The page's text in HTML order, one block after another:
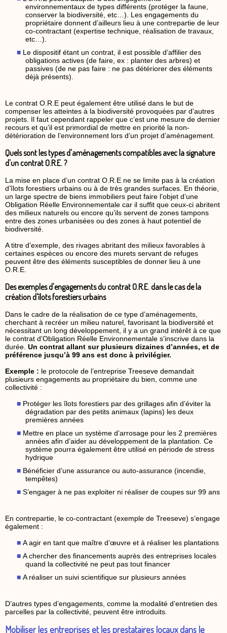
environnementaux de types différents (protéger la faune,
conserver la biodiversité, etc…). Les engagements du
propriétaire donnent d’ailleurs lieu à une contrepartie de leur
co-contractant (expertise technique, réalisation de travaux,
etc…).
Le dispositif étant un contrat, il est possible d’affilier des
obligations actives (de faire, ex : planter des arbres) et
passives (de ne pas faire : ne pas détériorer des éléments
déjà présents).
Le contrat O.R.E peut également être utilisé dans le but de
compenser les atteintes à la biodiversité provoquées par d’autres
projets. Il faut cependant rappeler que c’est une mesure de dernier
recours et qu’il est primordial de mettre en priorité la non-
détérioration de l’environnement lors d’un projet d’aménagement.
Quels sont les types d'aménagements compatibles avec la signature
d'un contrat O.R.E. ?
La mise en place d’un contrat O.R.E ne se limite pas à la création
d’îlots forestiers urbains ou à de très grandes surfaces. En théorie,
un large spectre de biens immobiliers peut faire l’objet d’une
Obligation Réelle Environnementale car il suffit que ceux-ci abritent
des milieux naturels ou encore qu’ils servent de zones tampons
entre des zones urbanisées ou des zones à haut potentiel de
biodiversité.
A titre d’exemple, des rivages abritant des milieux favorables à
certaines espèces ou encore des murets servant de refuges
peuvent être des éléments susceptibles de donner lieu à une
O.R.E.
Des exemples d'engagements du contrat O.R.E. dans le cas de la
création d'îlots forestiers urbains
Dans le cadre de la réalisation de ce type d’aménagements,
cherchant à recréer un milieu naturel, favorisant la biodiversité et
nécessitant un long développement, il y a un grand intérêt à ce que
le contrat d’Obligation Réelle Environnementale s’inscrive dans la
durée. Un contrat allant sur plusieurs dizaines d’années, et de
préférence jusqu’à 99 ans est donc à privilégier.
Exemple : le protocole de l’entreprise Treeseve demandait
plusieurs engagements au propriétaire du bien, comme une
collectivité :
Protéger les îlots forestiers par des grillages afin d’éviter la
dégradation par des petits animaux (lapins) les deux
premières années
Mettre en place un système d’arrosage pour les 2 premières
années afin d’aider au développement de la plantation. Ce
système pourra également être utilisé en période de stress
hydrique
Bénéficier d’une assurance ou auto-assurance (incendie,
tempêtes)
S’engager à ne pas exploiter ni réaliser de coupes sur 99 ans
En contrepartie, le co-contractant (exemple de Treeseve) s’engage
également :
A agir en tant que maître d’œuvre et à réaliser les plantations
A chercher des financements auprès des entreprises locales
quand la collectivité ne peut pas tout financer
A réaliser un suivi scientifique sur plusieurs années
D’autres types d’engagements, comme la modalité d’entretien des
parcelles par la collectivité, peuvent être introduits.
Mobiliser les entreprises et les prestataires locaux dans le